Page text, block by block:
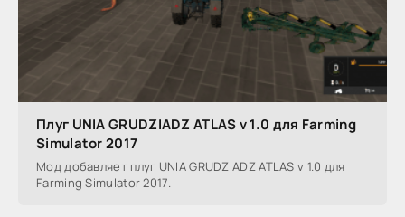
Плуг UNIA GRUDZIADZ ATLAS v 1.0 для Farming
Simulator 2017
Мод добавляет плуг UNIA GRUDZIADZ ATLAS v 1.0 для
Farming Simulator 2017.